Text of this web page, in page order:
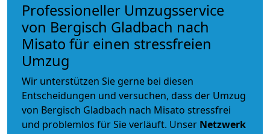
Professioneller Umzugsservice
von Bergisch Gladbach nach
Misato für einen stressfreien
Umzug
Wir unterstützen Sie gerne bei diesen
Entscheidungen und versuchen, dass der Umzug
von Bergisch Gladbach nach Misato stressfrei
und problemlos für Sie verläuft. Unser Netzwerk